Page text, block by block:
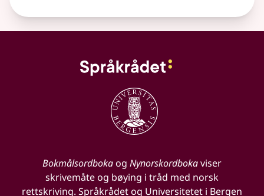
Bokmålsordbokaog Nynorskordbokaviser
skrivemåte og bøying i tråd med norsk
rettskriving. Språkrådet og Universitetet i Bergen